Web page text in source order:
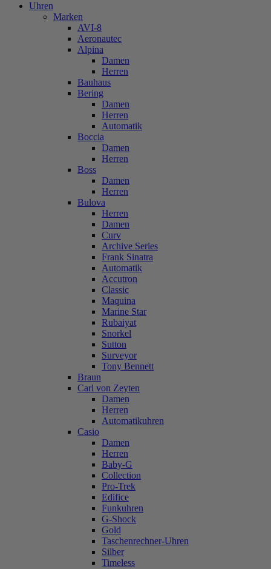
Uhren
Marken
AVI-8
Aeronautec
Alpina
Damen
Herren
Bauhaus
Bering
Damen
Herren
Automatik
Boccia
Damen
Herren
Boss
Damen
Herren
Bulova
Herren
Damen
Curv
Archive Series
Frank Sinatra
Automatik
Accutron
Classic
Maquina
Marine Star
Rubaiyat
Snorkel
Sutton
Surveyor
Tony Bennett
Braun
Carl von Zeyten
Damen
Herren
Automatikuhren
Casio
Damen
Herren
Baby-G
Collection
Pro-Trek
Edifice
Funkuhren
G-Shock
Gold
Taschenrechner-Uhren
Silber
Timeless